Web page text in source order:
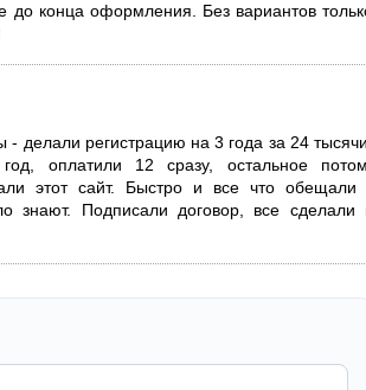
конца оформления. Без вариантов
- делали регистрацию на 3 года за 24 тысячи.
оплатили 12 сразу, остальное потом.
этот сайт. Быстро и все что обещали
знают. Подписали договор, все сделали